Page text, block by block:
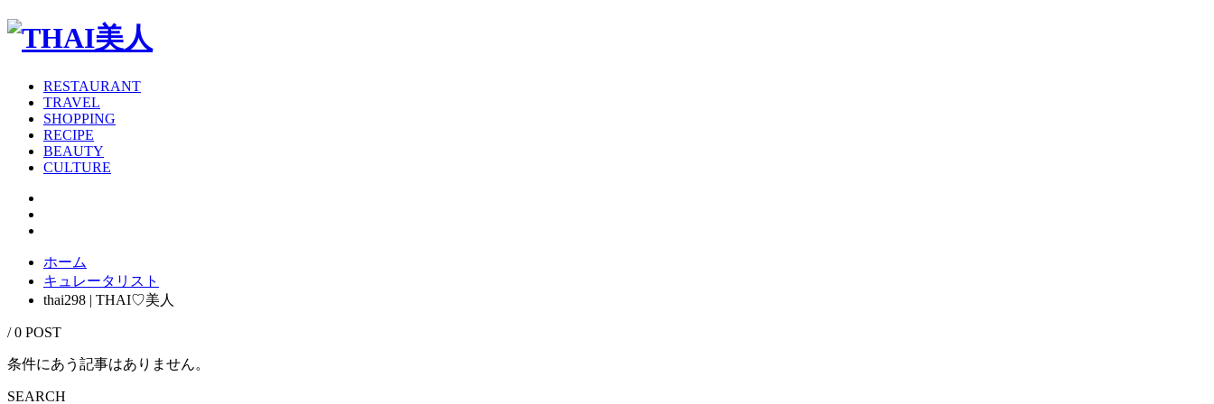
RESTAURANT
TRAVEL
SHOPPING
RECIPE
BEAUTY
CULTURE
ホーム
キュレータリスト
thai298 | THAI♡美人
/ 0 POST
条件にあう記事はありません。
SEARCH